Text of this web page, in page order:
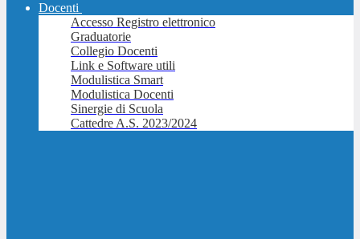
Docenti
Accesso Registro elettronico
Graduatorie
Collegio Docenti
Link e Software utili
Modulistica Smart
Modulistica Docenti
Sinergie di Scuola
Cattedre A.S. 2023/2024